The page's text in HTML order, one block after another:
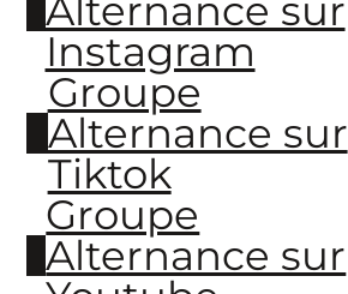
Alternance sur
Instagram
Groupe
Alternance sur
Tiktok
Groupe
Alternance sur